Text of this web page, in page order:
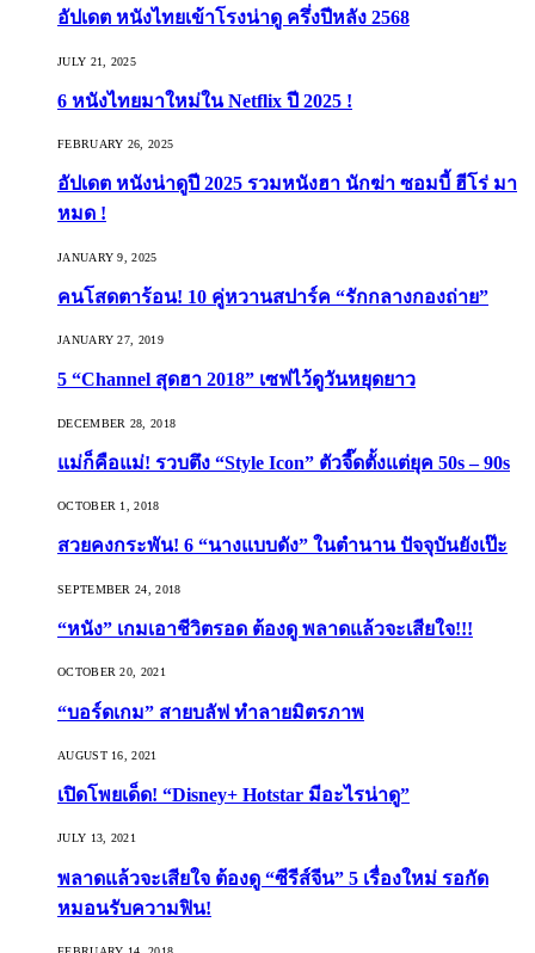
อัปเดต หนังไทยเข้าโรงน่าดู ครึ่งปีหลัง 2568
JULY 21, 2025
6 หนังไทยมาใหม่ใน Netflix ปี 2025 !
FEBRUARY 26, 2025
อัปเดต หนังน่าดูปี 2025 รวมหนังฮา นักฆ่า ซอมบี้ ฮีโร่ มา
หมด !
JANUARY 9, 2025
คนโสดตาร้อน! 10 คู่หวานสปาร์ค “รักกลางกองถ่าย”
JANUARY 27, 2019
5 “Channel สุดฮา 2018” เซฟไว้ดูวันหยุดยาว
DECEMBER 28, 2018
แม่ก็คือแม่! รวบตึง “Style Icon” ตัวจี๊ดตั้งแต่ยุค 50s – 90s
OCTOBER 1, 2018
สวยคงกระพัน! 6 “นางแบบดัง” ในตำนาน ปัจจุบันยังเป๊ะ
SEPTEMBER 24, 2018
“หนัง” เกมเอาชีวิตรอด ต้องดู พลาดแล้วจะเสียใจ!!!
OCTOBER 20, 2021
“บอร์ดเกม” สายบลัฟ ทำลายมิตรภาพ
AUGUST 16, 2021
เปิดโพยเด็ด! “Disney+ Hotstar มีอะไรน่าดู”
JULY 13, 2021
พลาดแล้วจะเสียใจ ต้องดู “ซีรีส์จีน” 5 เรื่องใหม่ รอกัด
หมอนรับความฟิน!